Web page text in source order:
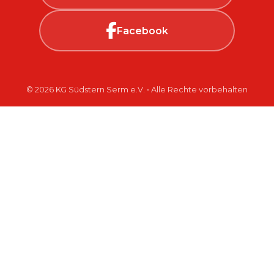
Facebook
© 2026 KG Südstern Serm e.V. • Alle Rechte vorbehalten